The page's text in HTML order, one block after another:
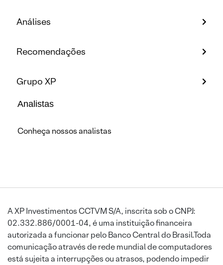
Análises
Recomendações
Grupo XP
Analistas
Conheça nossos analistas
A XP Investimentos CCTVM S/A, inscrita sob o CNPJ:
02.332.886/0001-04, é uma instituição financeira
autorizada a funcionar pelo Banco Central do Brasil.Toda
comunicação através de rede mundial de computadores
está sujeita a interrupções ou atrasos, podendo impedir